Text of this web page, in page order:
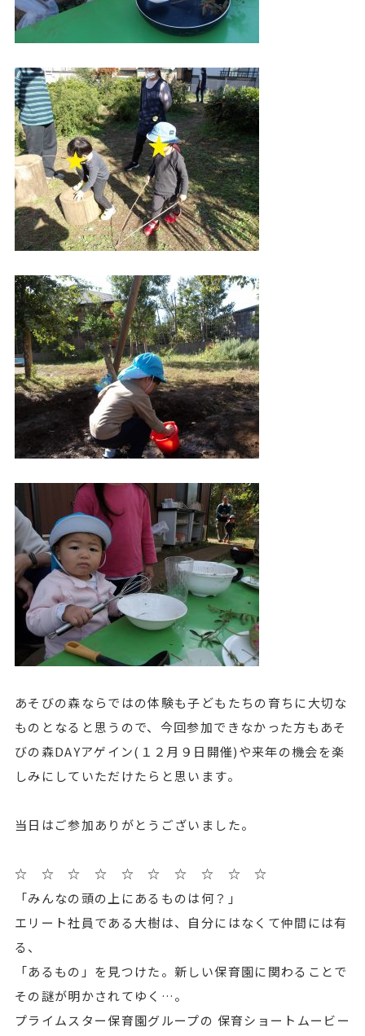
あそびの森ならではの体験も子どもたちの育ちに大切な
ものとなると思うので、今回参加できなかった方もあそ
びの森DAYアゲイン(１２月９日開催)や来年の機会を楽
しみにしていただけたらと思います。
当日はご参加ありがとうございました。
☆ ☆ ☆ ☆ ☆ ☆ ☆ ☆ ☆ ☆
「みんなの頭の上にあるものは何？」
エリート社員である大樹は、自分にはなくて仲間には有
る、
「あるもの」を見つけた。新しい保育園に関わることで
その謎が明かされてゆく…。
プライムスター保育園グループの 保育ショートムービー